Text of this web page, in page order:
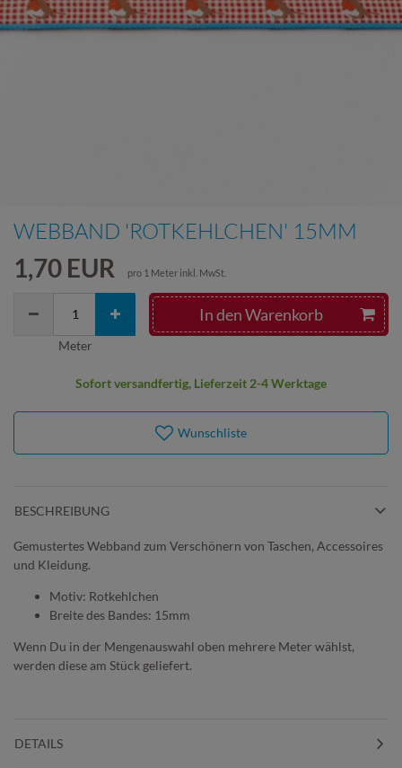
WEBBAND 'ROTKEHLCHEN' 15MM
1,70 EUR pro 1 Meter inkl. MwSt.
In den Warenkorb
Meter
Sofort versandfertig, Lieferzeit 2-4 Werktage
Wunschliste
BESCHREIBUNG
Gemustertes Webband zum Verschönern von Taschen, Accessoires
und Kleidung.
Motiv: Rotkehlchen
Breite des Bandes: 15mm
Wenn Du in der Mengenauswahl oben mehrere Meter wählst,
werden diese am Stück geliefert.
DETAILS